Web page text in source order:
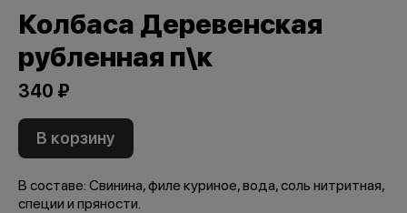
Колбаса Деревенская
рубленная п\к
340 ₽
В корзину
В составе: Свинина, филе куриное, вода, соль нитритная,
специи и пряности.